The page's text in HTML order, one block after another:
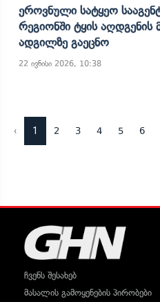
Ეროვნული Სატყეო
Რეგიონში Ტყის Აღდგენის
Ადგილზე Გაეცნო
22 ივნისი 2026, 10:38
‹ 1 2 3 4 5 6
ჩვენს შესახებ
მასალის გამოყენების პირობები